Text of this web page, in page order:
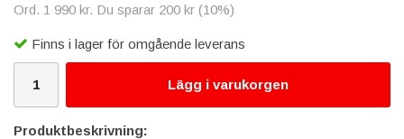
Ord. 1 990 kr. Du sparar 200 kr (10%)
Finns i lager för omgående leverans
Lägg i varukorgen
Produktbeskrivning: